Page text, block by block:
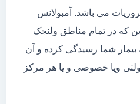
می باشد. آمبولانس
که در تمام مناطق ولنجک
بیمار شما رسیدگی کرده و آن
ویا خصوصی و یا هر مرکز